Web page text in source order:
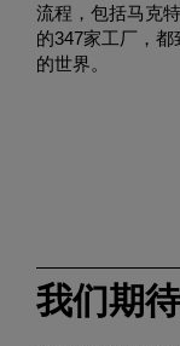
流程，包括马克
的347家工厂，
的世界。
我们期